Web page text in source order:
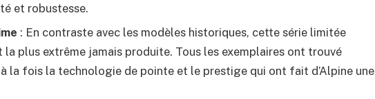
et robustesse.
: En contraste avec les modèles historiques, cette série limitée
la plus extrême jamais produite. Tous les exemplaires ont trouvé
la fois la technologie de pointe et le prestige qui ont fait d’Alpine une